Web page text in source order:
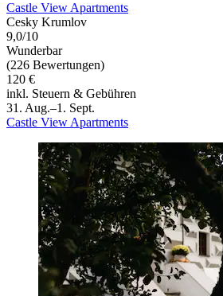
Castle View Apartments
Cesky Krumlov
9,0/10
Wunderbar
(226 Bewertungen)
120 €
inkl. Steuern & Gebühren
31. Aug.–1. Sept.
Castle View Apartments